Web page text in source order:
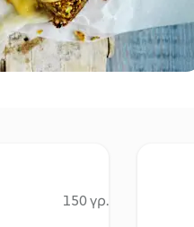
150 γρ.